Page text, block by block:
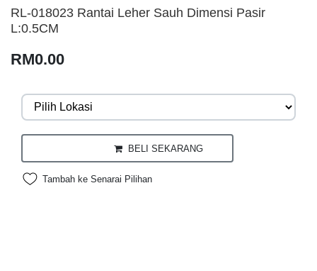
RL-018023 Rantai Leher Sauh Dimensi Pasir
L:0.5CM
RM0.00
BELI SEKARANG
Tambah ke Senarai Pilihan